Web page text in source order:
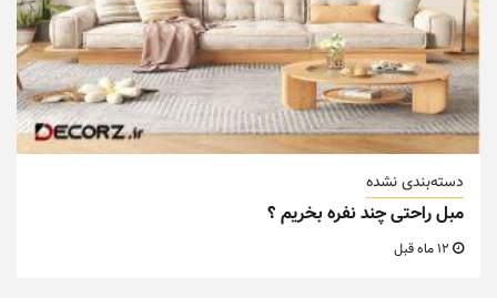
دسته‌بندی نشده
مبل راحتی چند نفره بخریم ؟